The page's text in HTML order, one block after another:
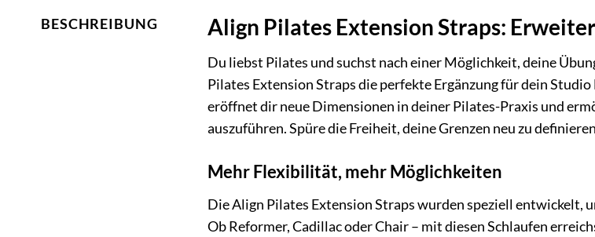
BESCHREIBUNG Align Pilates Extension Straps:
Du liebst Pilates und suchst nach einer Möglichkeit, deine
Pilates Extension Straps die perfekte Ergänzung für dein
eröffnet dir neue Dimensionen in deiner Pilates-Praxis und
auszuführen. Spüre die Freiheit, deine Grenzen neu zu
Mehr Flexibilität, mehr Möglichkeiten
Die Align Pilates Extension Straps wurden speziell entwickelt,
Ob Reformer, Cadillac oder Chair – mit diesen Schlaufen